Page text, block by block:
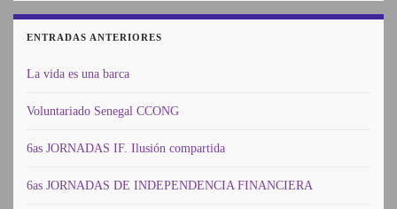
ENTRADAS ANTERIORES
La vida es una barca
Voluntariado Senegal CCONG
6as JORNADAS IF. Ilusión compartida
6as JORNADAS DE INDEPENDENCIA FINANCIERA